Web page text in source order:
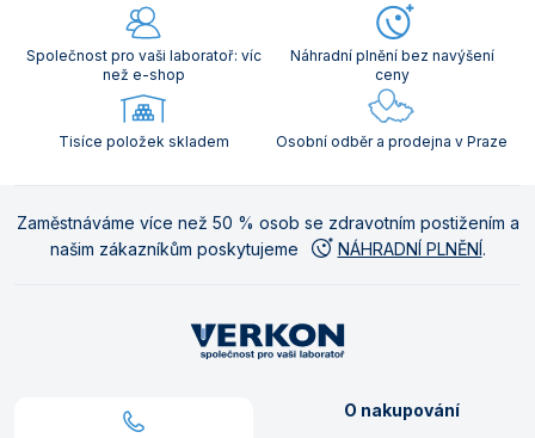
Společnost pro vaši laboratoř: víc
než e-shop
Náhradní plnění bez navýšení
ceny
Tisíce položek skladem Osobní odběr a prodejna v Praze
Zaměstnáváme více než 50 % osob se zdravotním postižením a
našim zákazníkům poskytujeme
NÁHRADNÍ PLNĚNÍ.
O nakupování